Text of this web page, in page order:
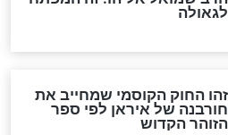
בימות המשיח?
תהיה אפיקורסות